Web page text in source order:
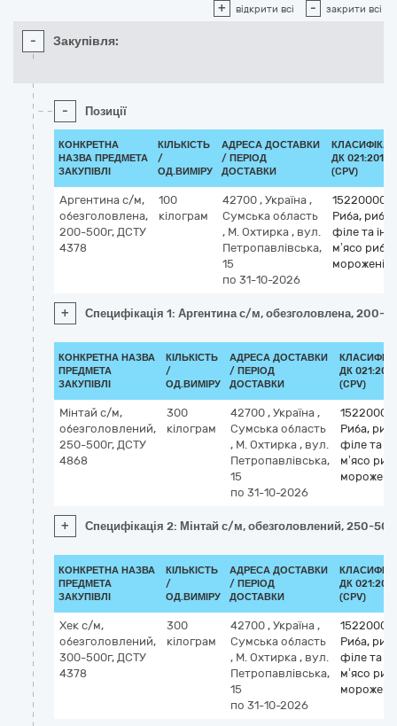
+ відкрити всі - закрити всі
- Закупівля:
- Позиції
КОНКРЕТНА
НАЗВА ПРЕДМЕТА
ЗАКУПІВЛІ
КІЛЬКІСТЬ
/
ОД.ВИМІРУ
АДРЕСА ДОСТАВКИ
/ ПЕРІОД
ДОСТАВКИ
ДК 021:2015
(CPV)
Аргентина с/м,
обезголовлена,
200-500г, ДСТУ
4378
100
кілограм
42700 , Україна ,
Сумська область
, М. Охтирка , вул.
Петропавлівська,
15
по 31-10-2026
15220000-
Риба, рибне
філе та
м’ясо риби
морожені
+ Специфікація 1: Аргентина с/м, обезголовлена, 200-
КОНКРЕТНА НАЗВА
ПРЕДМЕТА
ЗАКУПІВЛІ
КІЛЬКІСТЬ
/
ОД.ВИМІРУ
АДРЕСА ДОСТАВКИ
/ ПЕРІОД
ДОСТАВКИ
ДК 021:2015
(CPV)
Мінтай с/м,
обезголовлений,
250-500г, ДСТУ
4868
300
кілограм
42700 , Україна ,
Сумська область
, М. Охтирка , вул.
Петропавлівська,
15
по 31-10-2026
Риба,
філе та
м’ясо
морожені
+ Специфікація 2: Мінтай с/м, обезголовлений, 250-
КОНКРЕТНА НАЗВА
ПРЕДМЕТА
ЗАКУПІВЛІ
КІЛЬКІСТЬ
/
ОД.ВИМІРУ
АДРЕСА ДОСТАВКИ
/ ПЕРІОД
ДОСТАВКИ
ДК 021:2015
(CPV)
Хек с/м,
обезголовлений,
300-500г, ДСТУ
4378
300
кілограм
42700 , Україна ,
Сумська область
, М. Охтирка , вул.
Петропавлівська,
15
по 31-10-2026
Риба,
філе та
м’ясо
морожені